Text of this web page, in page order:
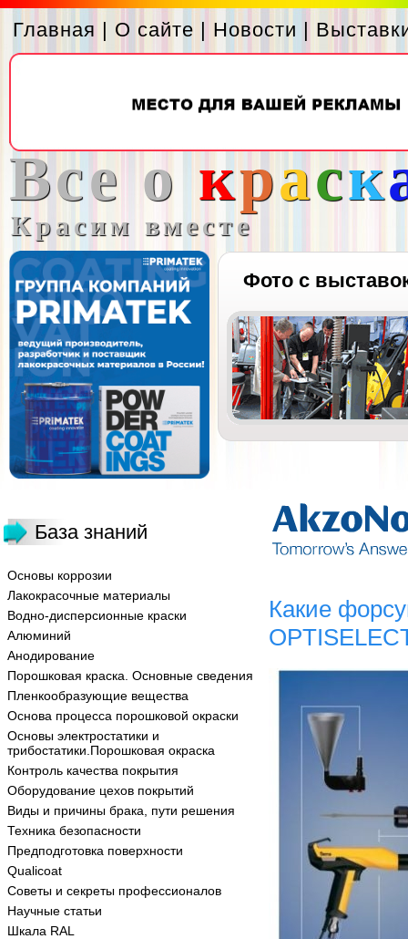
Главная | О сайте | Новости |
Все о краск
Красим вместе
Фото с
База знаний
Основы коррозии
Лакокрасочные материалы
Водно-дисперсионные краски
Алюминий
Анодирование
Порошковая краска. Основные сведения
Пленкообразующие вещества
Основа процесса порошковой окраски
Основы электростатики и
трибостатики.Порошковая окраска
Контроль качества покрытия
Оборудование цехов покрытий
Виды и причины брака, пути решения
Техника безопасности
Предподготовка поверхности
Qualicoat
Советы и секреты профессионалов
Научные статьи
Шкала RAL
Какие